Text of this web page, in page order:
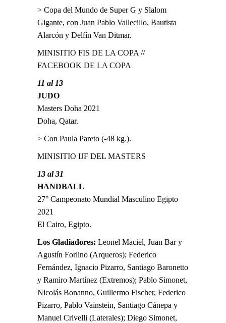
> Copa del Mundo de Super G y Slalom
Gigante, con Juan Pablo Vallecillo, Bautista
Alarcón y Delfín Van Ditmar.
MINISITIO FIS DE LA COPA //
FACEBOOK DE LA COPA
11 al 13
JUDO
Masters Doha 2021
Doha, Qatar.
> Con Paula Pareto (-48 kg.).
MINISITIO IJF DEL MASTERS
13 al 31
HANDBALL
27° Campeonato Mundial Masculino Egipto
2021
El Cairo, Egipto.
Los Gladiadores: Leonel Maciel, Juan Bar y
Agustín Forlino (Arqueros); Federico
Fernández, Ignacio Pizarro, Santiago Baronetto
y Ramiro Martínez (Extremos); Pablo Simonet,
Nicolás Bonanno, Guillermo Fischer, Federico
Pizarro, Pablo Vainstein, Santiago Cánepa y
Manuel Crivelli (Laterales); Diego Simonet,